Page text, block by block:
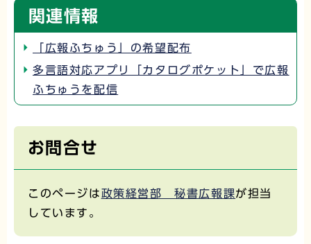
関連情報
「広報ふちゅう」の希望配布
多言語対応アプリ「カタログポケット」で広報
ふちゅうを配信
お問合せ
このページは政策経営部 秘書広報課が担当
しています。